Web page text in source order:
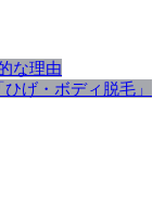
な理由
げ・ボディ脱毛」